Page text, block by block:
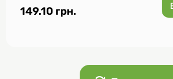
149.10 грн.